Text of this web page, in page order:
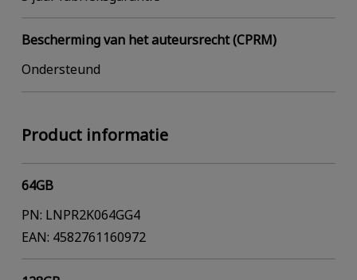
Bescherming van het auteursrecht (CPRM)
Ondersteund
Product informatie
64GB
PN: LNPR2K064GG4
EAN: 4582761160972